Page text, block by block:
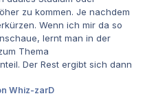
zu kommen. Je nachdem
Wenn ich mir da so
lernt man in der
Thema
Der Rest ergibt sich dann
Whiz-zarD